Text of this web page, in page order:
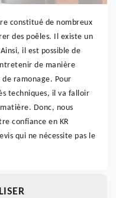
constitué de nombreux
des poêles. Il existe un
il est possible de
de manière
ramonage. Pour
techniques, il va falloir
Donc, nous
confiance en KR
qui ne nécessite pas le